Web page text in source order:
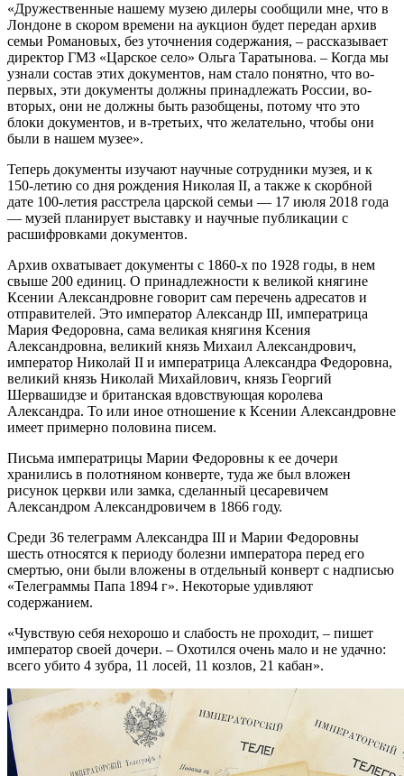
«Дружественные нашему музею дилеры сообщили мне, что в
Лондоне в скором времени на аукцион будет передан архив
семьи Романовых, без уточнения содержания, – рассказывает
директор ГМЗ «Царское село» Ольга Таратынова. – Когда мы
узнали состав этих документов, нам стало понятно, что во-
первых, эти документы должны принадлежать России, во-
вторых, они не должны быть разобщены, потому что это
блоки документов, и в-третьих, что желательно, чтобы они
были в нашем музее».
Теперь документы изучают научные сотрудники музея, и к
150-летию со дня рождения Николая II, а также к скорбной
дате 100-летия расстрела царской семьи — 17 июля 2018 года
— музей планирует выставку и научные публикации с
расшифровками документов.
Архив охватывает документы с 1860-х по 1928 годы, в нем
свыше 200 единиц. О принадлежности к великой княгине
Ксении Александровне говорит сам перечень адресатов и
отправителей. Это император Александр III, императрица
Мария Федоровна, сама великая княгиня Ксения
Александровна, великий князь Михаил Александрович,
император Николай II и императрица Александра Федоровна,
великий князь Николай Михайлович, князь Георгий
Шервашидзе и британская вдовствующая королева
Александра. То или иное отношение к Ксении Александровне
имеет примерно половина писем.
Письма императрицы Марии Федоровны к ее дочери
хранились в полотняном конверте, туда же был вложен
рисунок церкви или замка, сделанный цесаревичем
Александром Александровичем в 1866 году.
Среди 36 телеграмм Александра III и Марии Федоровны
шесть относятся к периоду болезни императора перед его
смертью, они были вложены в отдельный конверт с надписью
«Телеграммы Папа 1894 г». Некоторые удивляют
содержанием.
«Чувствую себя нехорошо и слабость не проходит, – пишет
император своей дочери. – Охотился очень мало и не удачно:
всего убито 4 зубра, 11 лосей, 11 козлов, 21 кабан».